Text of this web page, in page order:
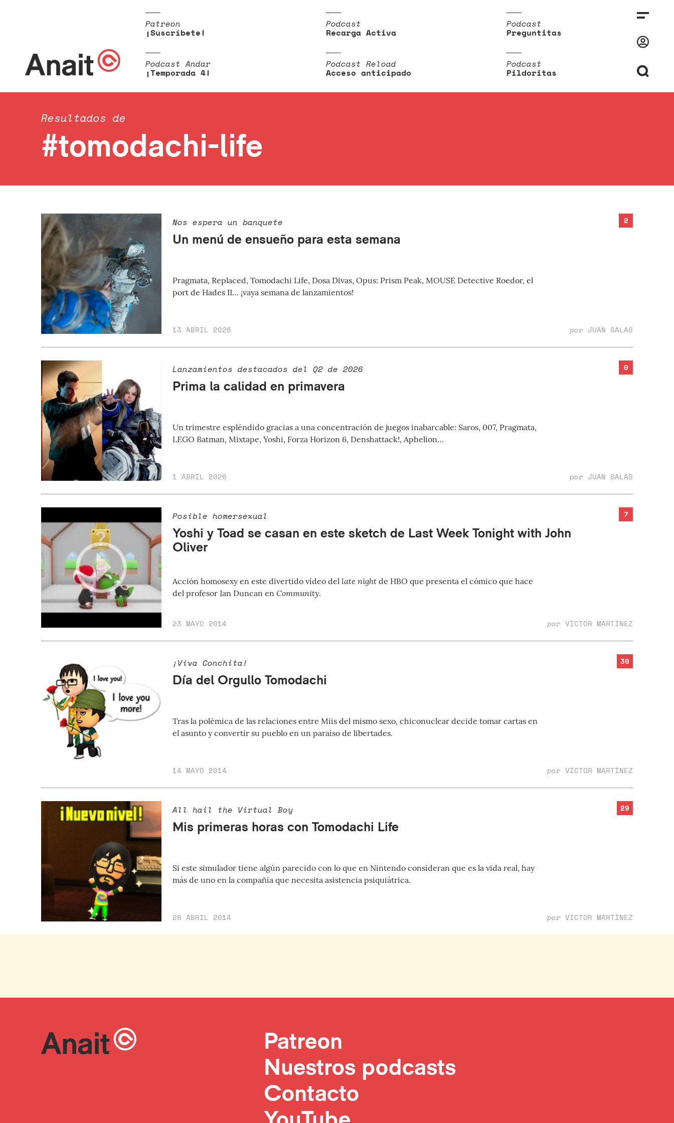
Patreon
¡Suscríbete!
Podcast
Recarga Activa
Podcast
Preguntitas
Podcast Andar
¡Temporada 4!
Podcast Reload
Acceso anticipado
Podcast
Pildoritas
Resultados de
#tomodachi-life
2
Nos espera un banquete
Un menú de ensueño para esta semana
Pragmata, Replaced, Tomodachi Life, Dosa Divas, Opus: Prism Peak, MOUSE Detective Roedor, el
port de Hades II… ¡vaya semana de lanzamientos!
13 ABRIL 2026 por JUAN SALAS
0
Lanzamientos destacados del Q2 de 2026
Prima la calidad en primavera
Un trimestre espléndido gracias a una concentración de juegos inabarcable: Saros, 007, Pragmata,
LEGO Batman, Mixtape, Yoshi, Forza Horizon 6, Denshattack!, Aphelion…
1 ABRIL 2026 por JUAN SALAS
7
Posible homersexual
Yoshi y Toad se casan en este sketch de Last Week Tonight with John
Oliver
Acción homosexy en este divertido vídeo del late night de HBO que presenta el cómico que hace
del profesor Ian Duncan en Community.
23 MAYO 2014 por VÍCTOR MARTÍNEZ
30
¡Viva Conchita!
Día del Orgullo Tomodachi
Tras la polémica de las relaciones entre Miis del mismo sexo, chiconuclear decide tomar cartas en
el asunto y convertir su pueblo en un paraíso de libertades.
14 MAYO 2014 por VÍCTOR MARTÍNEZ
29
All hail the Virtual Boy
Mis primeras horas con Tomodachi Life
Si este simulador tiene algún parecido con lo que en Nintendo consideran que es la vida real, hay
más de uno en la compañía que necesita asistencia psiquiátrica.
28 ABRIL 2014 por VÍCTOR MARTÍNEZ
Patreon
Nuestros podcasts
Contacto